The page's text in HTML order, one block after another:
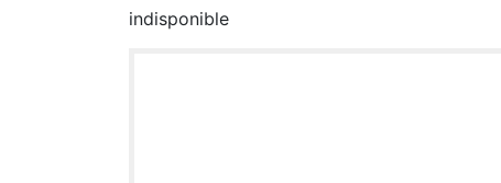
indisponible